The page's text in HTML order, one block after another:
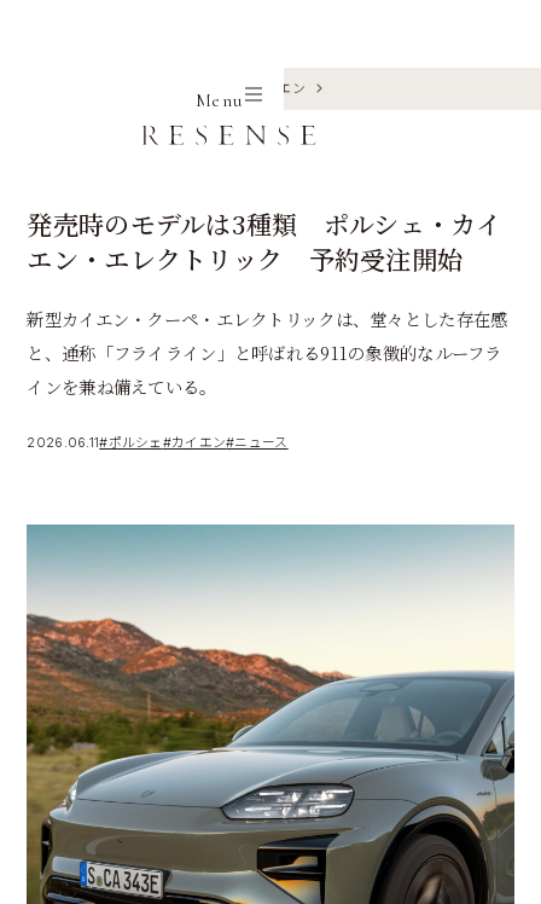
Menu
カイエン
発売時のモデルは3種類 ポルシェ・カイ
エン・エレクトリック 予約受注開始
新型カイエン・クーペ・エレクトリックは、堂々とした存在感
と、通称「フライライン」と呼ばれる911の象徴的なルーフラ
インを兼ね備えている。
2026.06.11#ポルシェ#カイエン#ニュース